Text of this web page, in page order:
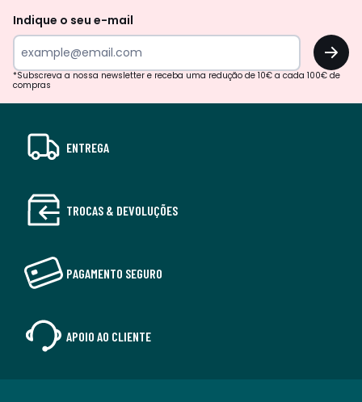
Indique o seu e-mail
OK
*Subscreva a nossa newsletter e receba uma redução de 10€ a cada 100€ de
compras
ENTREGA
TROCAS & DEVOLUÇÕES
PAGAMENTO SEGURO
APOIO AO CLIENTE